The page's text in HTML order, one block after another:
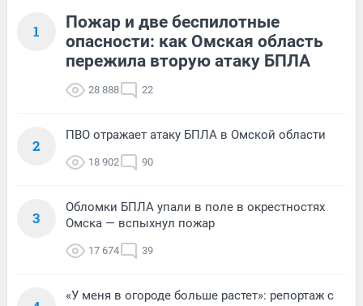
1
Пожар и две беспилотные
опасности: как Омская область
пережила вторую атаку БПЛА
28 888 22
2
ПВО отражает атаку БПЛА в Омской области
18 902 90
3
Обломки БПЛА упали в поле в окрестностях
Омска — вспыхнул пожар
17 674 39
«У меня в огороде больше растет»: репортаж с